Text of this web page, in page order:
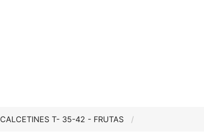
CALCETINES T- 35-42 - FRUTAS